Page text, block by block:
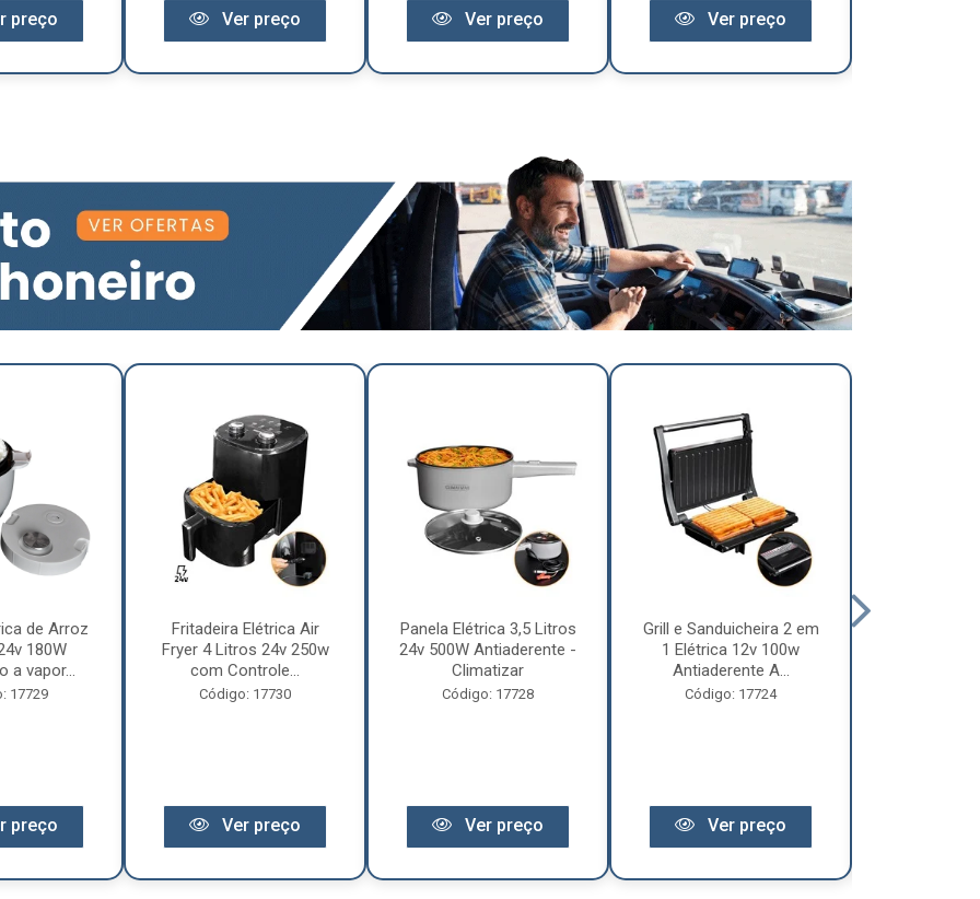
preço Ver preço Ver preço Ver preço
de Arroz
180W
a vapor...
17729
preço
Fritadeira Elétrica Air
Fryer 4 Litros 24v 250w
com Controle...
Código: 17730
Ver preço
Panela Elétrica 3,5 Litros
24v 500W Antiaderente -
Climatizar
Código: 17728
Ver preço
Grill e Sanduicheira 2 em
1 Elétrica 12v 100w
Antiaderente A...
Código: 17724
Ver preço